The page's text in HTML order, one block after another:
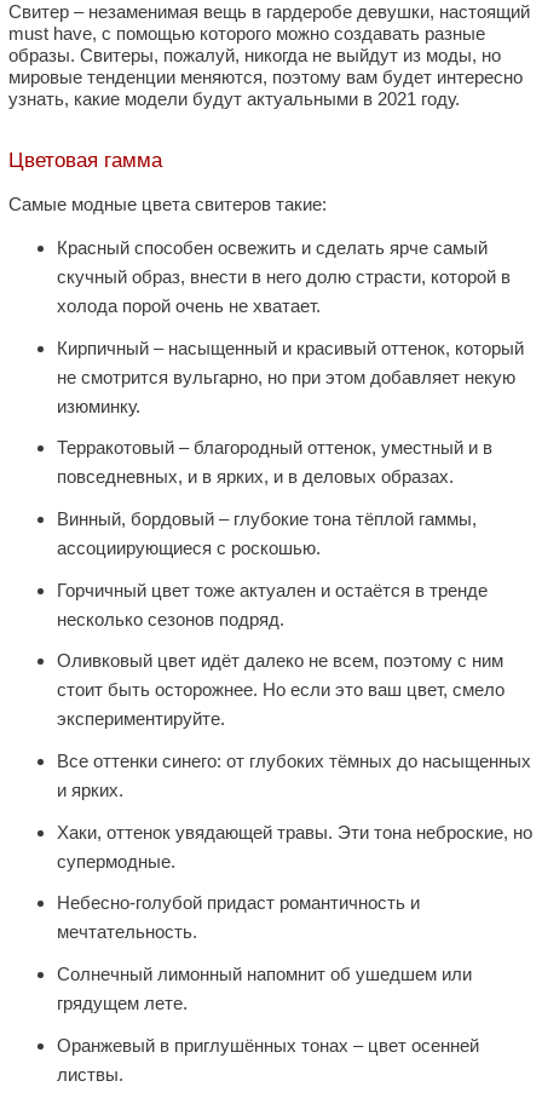
Свитер – незаменимая вещь в гардеробе девушки, настоящий
must have, с помощью которого можно создавать разные
образы. Свитеры, пожалуй, никогда не выйдут из моды, но
мировые тенденции меняются, поэтому вам будет интересно
узнать, какие модели будут актуальными в 2021 году.
Цветовая гамма
Самые модные цвета свитеров такие:
Красный способен освежить и сделать ярче самый
скучный образ, внести в него долю страсти, которой в
холода порой очень не хватает.
Кирпичный – насыщенный и красивый оттенок, который
не смотрится вульгарно, но при этом добавляет некую
изюминку.
Терракотовый – благородный оттенок, уместный и в
повседневных, и в ярких, и в деловых образах.
Винный, бордовый – глубокие тона тёплой гаммы,
ассоциирующиеся с роскошью.
Горчичный цвет тоже актуален и остаётся в тренде
несколько сезонов подряд.
Оливковый цвет идёт далеко не всем, поэтому с ним
стоит быть осторожнее. Но если это ваш цвет, смело
экспериментируйте.
Все оттенки синего: от глубоких тёмных до насыщенных
и ярких.
Хаки, оттенок увядающей травы. Эти тона неброские, но
супермодные.
Небесно-голубой придаст романтичность и
мечтательность.
Солнечный лимонный напомнит об ушедшем или
грядущем лете.
Оранжевый в приглушённых тонах – цвет осенней
листвы.